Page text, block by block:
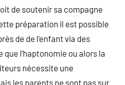
de soutenir sa compagne
préparation il est possible
de de l’enfant via des
l’haptonomie ou alors la
nécessite une
les parents ne sont pas sur